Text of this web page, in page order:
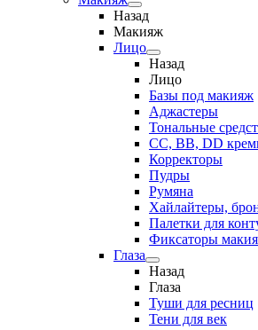
Назад
Макияж
Лицо
Назад
Лицо
Базы под макияж
Аджастеры
Тональные
CC, BB, DD
Корректоры
Пудры
Румяна
Хайлайтеры,
Палетки для
Фиксаторы
Глаза
Назад
Глаза
Туши для ресниц
Тени для век